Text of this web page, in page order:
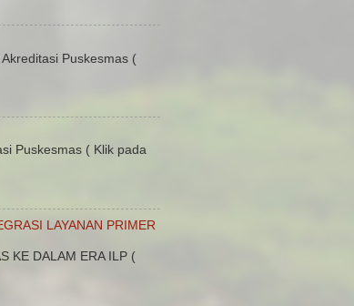
Puskesmas (
Puskesmas ( Klik pada
LAYANAN PRIMER
KE DALAM ERA ILP (